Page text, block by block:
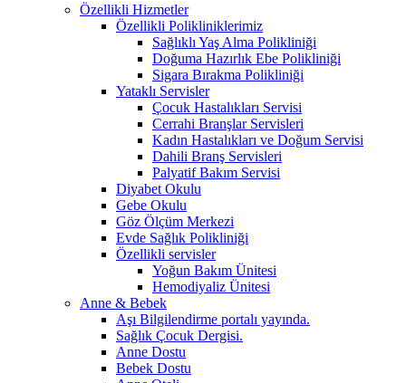
Özellikli Hizmetler
Özellikli Polikliniklerimiz
Sağlıklı Yaş Alma Polikliniği
Doğuma Hazırlık Ebe Polikliniği
Sigara Bırakma Polikliniği
Yataklı Servisler
Çocuk Hastalıkları Servisi
Cerrahi Branşlar Servisleri
Kadın Hastalıkları ve Doğum Servisi
Dahili Branş Servisleri
Palyatif Bakım Servisi
Diyabet Okulu
Gebe Okulu
Göz Ölçüm Merkezi
Evde Sağlık Polikliniği
Özellikli servisler
Yoğun Bakım Ünitesi
Hemodiyaliz Ünitesi
Anne & Bebek
Aşı Bilgilendirme portalı yayında.
Sağlık Çocuk Dergisi.
Anne Dostu
Bebek Dostu